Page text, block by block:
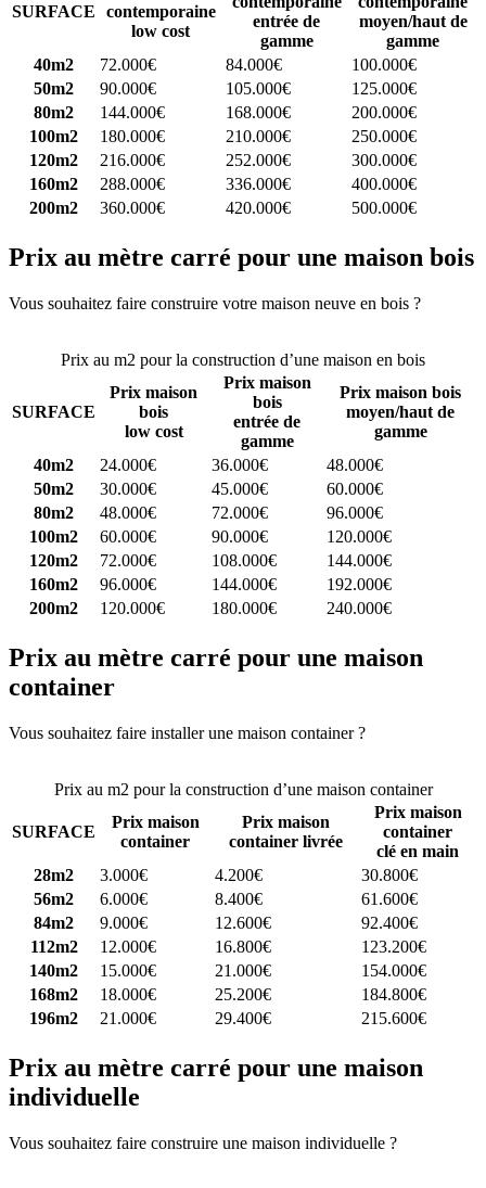
SURFACE
contemporaine
low cost
entrée de
gamme
moyen/haut de
gamme
40m2
72.000€ 84.000€
100.000€
50m2
90.000€ 105.000€
125.000€
80m2
144.000€ 168.000€
200.000€
100m2
180.000€ 210.000€
250.000€
120m2
216.000€ 252.000€
300.000€
160m2
288.000€ 336.000€
400.000€
200m2
360.000€ 420.000€ 500.000€
Prix au mètre carré pour une maison bois
Vous souhaitez faire construire votre maison neuve en bois ?
Prix au m2 pour la construction d’une maison en bois
SURFACE
Prix maison
bois
low cost
Prix maison
bois
entrée de
gamme
Prix maison bois
moyen/haut de
gamme
40m2
24.000€ 36.000€
48.000€
50m2
30.000€ 45.000€
60.000€
80m2
48.000€ 72.000€
96.000€
100m2
60.000€ 90.000€
120.000€
120m2
72.000€ 108.000€
144.000€
160m2
96.000€ 144.000€
192.000€
200m2
120.000€ 180.000€ 240.000€
Prix au mètre carré pour une maison
container
Vous souhaitez faire installer une maison container ?
Prix au m2 pour la construction d’une maison container
SURFACE
Prix maison
container
Prix maison
container livrée
Prix maison
container
clé en main
28m2
3.000€ 4.200€
30.800€
56m2
6.000€ 8.400€
61.600€
84m2
9.000€ 12.600€
92.400€
112m2
12.000€ 16.800€
123.200€
140m2
15.000€ 21.000€
154.000€
168m2
18.000€ 25.200€
184.800€
196m2
21.000€ 29.400€ 215.600€
Prix au mètre carré pour une maison
individuelle
Vous souhaitez faire construire une maison individuelle ?